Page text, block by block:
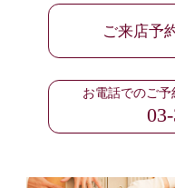
ご来店予
お電話でのご